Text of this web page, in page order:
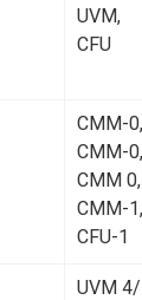
UVM,
CFU
CMM-
CMM-
CMM
CMM-1,
CFU-1
UVM